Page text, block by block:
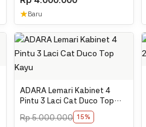
★ Baru
ADARA Lemari Kabinet 4
Pintu 3 Laci Cat Duco Top
Rp5.000.000 15%